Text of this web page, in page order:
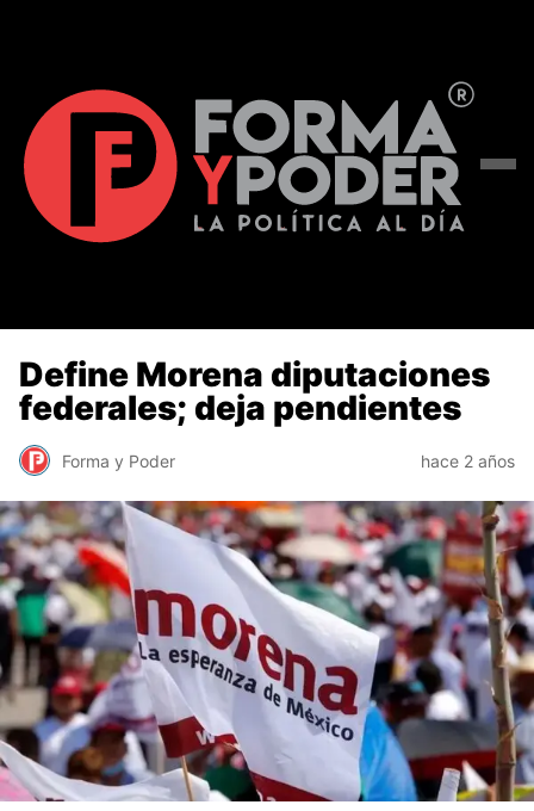
Define Morena diputaciones
federales; deja pendientes
Forma y Poder hace 2 años